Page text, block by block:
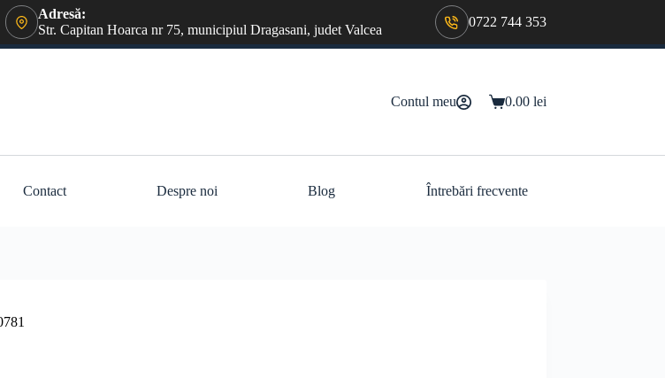
Adresă:
Str. Capitan Hoarca nr 75, municipiul Dragasani, judet Valcea
0722 744 353
Contul meu
Coș0.00 lei
Contact Despre noi Blog Întrebări frecvente